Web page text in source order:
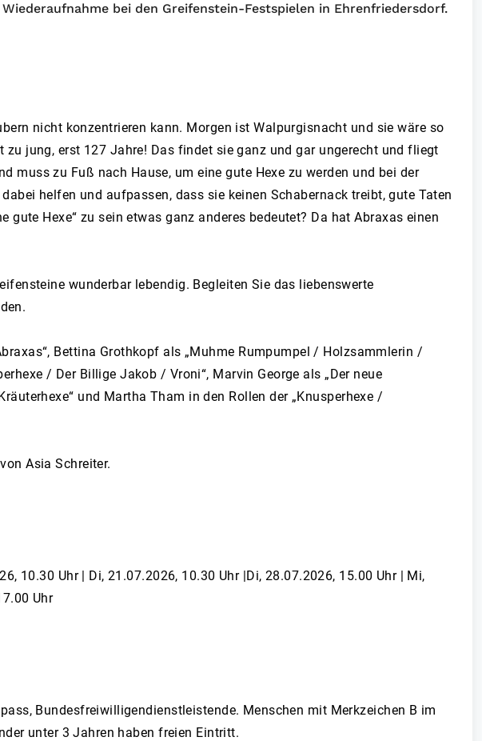
bei den Greifenstein-Festspielen in Ehrenfriedersdorf.
nicht konzentrieren kann. Morgen ist Walpurgisnacht und sie wäre so
jung, erst 127 Jahre! Das findet sie ganz und gar ungerecht und fliegt
zu Fuß nach Hause, um eine gute Hexe zu werden und bei der
helfen und aufpassen, dass sie keinen Schabernack treibt, gute Taten
Hexe“ zu sein etwas ganz anderes bedeutet? Da hat Abraxas einen
wunderbar lebendig. Begleiten Sie das liebenswerte
Bettina Grothkopf als „Muhme Rumpumpel / Holzsammlerin /
/ Der Billige Jakob / Vroni“, Marvin George als „Der neue
und Martha Tham in den Rollen der „Knusperhexe /
Asia Schreiter.
10.30 Uhr | Di, 21.07.2026, 10.30 Uhr |Di, 28.07.2026, 15.00 Uhr | Mi,
Uhr
Bundesfreiwilligendienstleistende. Menschen mit Merkzeichen B im
unter 3 Jahren haben freien Eintritt.